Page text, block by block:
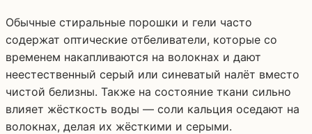
Обычные стиральные порошки и гели часто
содержат оптические отбеливатели, которые со
временем накапливаются на волокнах и дают
неестественный серый или синеватый налёт вместо
чистой белизны. Также на состояние ткани сильно
влияет жёсткость воды — соли кальция оседают на
волокнах, делая их жёсткими и серыми.